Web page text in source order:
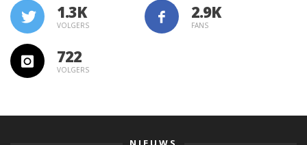
1.3K
VOLGERS FANS
722
VOLGERS